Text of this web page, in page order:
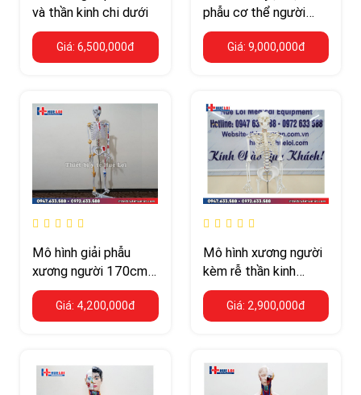
và thần kinh chi dưới
Giá: 6,500,000đ
phẫu cơ thể người
178cm
Giá: 9,000,000đ
Mô hình giải phẫu
xương người 170cm
đa chức năng
Giá: 4,200,000đ
Mô hình xương người
kèm rễ thần kinh
170cm
Giá: 2,900,000đ